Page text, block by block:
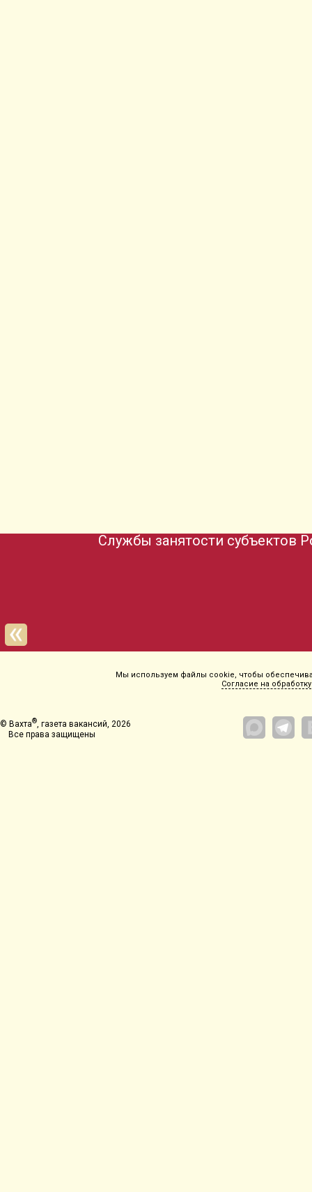
Службы занятости субъектов
Мы используем файлы cookie, чтобы
Согласие на обработку
© Вахта® , газета вакансий, 2026
Все права защищены